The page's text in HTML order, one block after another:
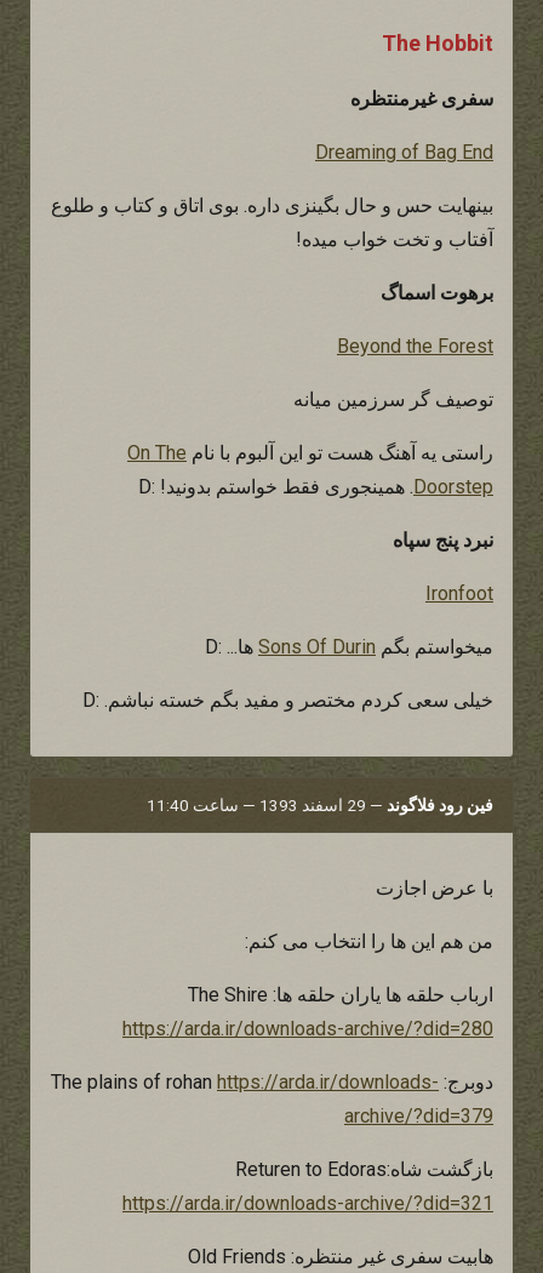
The Hobbit
سفری غیرمنتظره
Dreaming of Bag End
بینهایت حس و حال بگینزی داره. بوی اتاق و کتاب و طلوع
آفتاب و تخت خواب میده!
برهوت اسماگ
Beyond the Forest
توصیف گر سرزمین میانه
راستی یه آهنگ هست تو این آلبوم با نام On The
Doorstep. همینجوری فقط خواستم بدونید! :D
نبرد پنج سپاه
Ironfoot
میخواستم بگم Sons Of Durin ها... :D
خیلی سعی کردم مختصر و مفید بگم خسته نباشم. :D
فین رود فلاگوند — 29 اسفند 1393 — ساعت 11:40
با عرض اجازت
من هم این ها را انتخاب می کنم:
ارباب حلقه ها یاران حلقه ها: The Shire
https://arda.ir/downloads-archive/?did=280
دوبرج: The plains of rohan https://arda.ir/downloads-
archive/?did=379
بازگشت شاه:Returen to Edoras
https://arda.ir/downloads-archive/?did=321
هابیت سفری غیر منتظره: Old Friends